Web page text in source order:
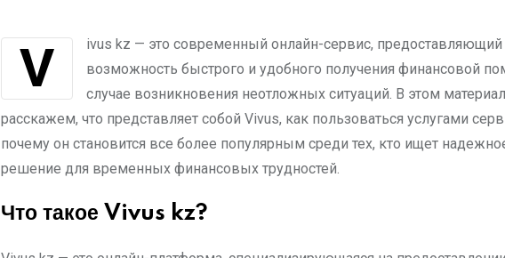
Vivus kz — это современный онлайн-сервис, предоставляющий
возможность быстрого и удобного получения финансовой
случае возникновения неотложных ситуаций. В этом
расскажем, что представляет собой Vivus, как пользоваться услугами
почему он становится все более популярным среди тех, кто ищет
решение для временных финансовых трудностей.
Что такое Vivus kz?